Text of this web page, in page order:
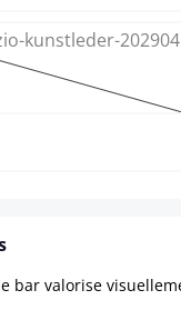
Noir
(Cette option n'est
bar valorise